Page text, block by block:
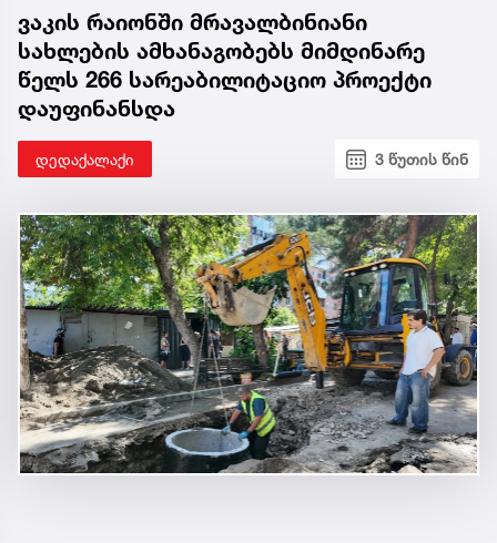
ვაკის რაიონში მრავალბინიანი
სახლების ამხანაგობებს მიმდინარე
წელს 266 სარეაბილიტაციო პროექტი
დაუფინანსდა
დედაქალაქი 3 წუთის წინ